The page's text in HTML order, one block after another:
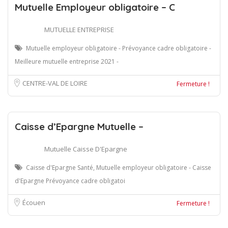
Mutuelle Employeur obligatoire – C
MUTUELLE ENTREPRISE
Mutuelle employeur obligatoire - Prévoyance cadre obligatoire -
Meilleure mutuelle entreprise 2021 -
CENTRE-VAL DE LOIRE Fermeture !
Caisse d’Epargne Mutuelle –
Mutuelle Caisse D'Epargne
Caisse d'Epargne Santé, Mutuelle employeur obligatoire - Caisse
d'Epargne Prévoyance cadre obligatoi
Écouen Fermeture !